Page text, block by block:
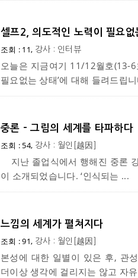
셀프2, 의도적인 노력이 필요없
조회 : 11, 강사 : 인터뷰
오늘은 지금여기 11/12월호(13-
필요없는 상태’에 대해 들려드립
중론 - 그림의 세계를 타파하다
조회 : 54, 강사 : 월인[越因]
지난 졸업식에서 행해진 중론
이 소개되었습니다. ‘인식되는 ...
느낌의 세계가 펼쳐지다
조회 : 91, 강사 : 월인[越因]
본성에 대한 일별이 있은 후, 관
더이상 생각에 걸리지는 않고 자